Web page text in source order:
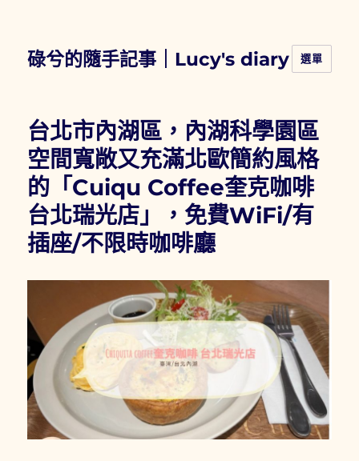
碌兮的隨手記事｜Lucy's diary 選單
台北市內湖區，內湖科學園區
空間寬敞又充滿北歐簡約風格
的「Cuiqu Coffee奎克咖啡
台北瑞光店」，免費WiFi/有
插座/不限時咖啡廳